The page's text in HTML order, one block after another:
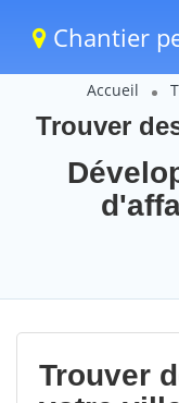
Chantier
Accueil
Trouver
Trouver